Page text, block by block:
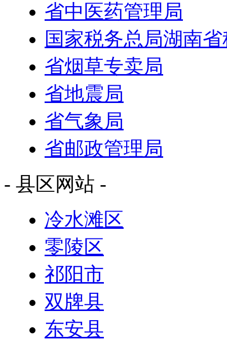
省中医药管理局
国家税务总局湖南
省烟草专卖局
省地震局
省气象局
省邮政管理局
- 县区网站 -
冷水滩区
零陵区
祁阳市
双牌县
东安县